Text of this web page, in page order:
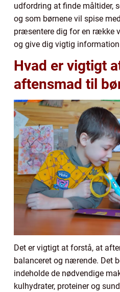
udfordring at finde måltider,
og som børnene vil spise
præsentere dig for en række
og give dig vigtig
Hvad er vigtigt
aftensmad til
Det er vigtigt at forstå, at
balanceret og nærende. Det
indeholde de nødvendige
kulhydrater, proteiner og